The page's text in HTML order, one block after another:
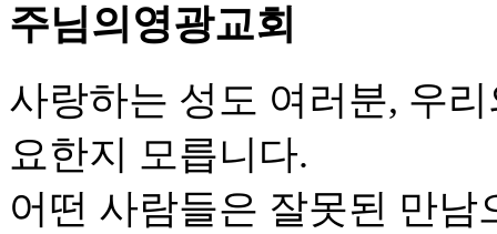
주님의영광교회
사랑하는 성도 여러분, 우
요한지 모릅니다.
어떤 사람들은 잘못된 만